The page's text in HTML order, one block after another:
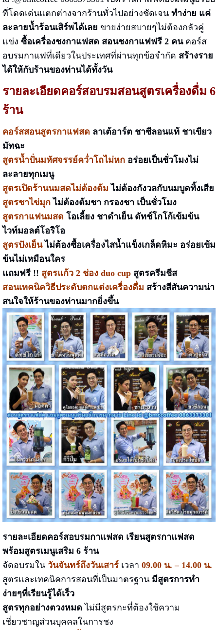
ที่โดดเด่นแตกต่างจากร้านทั่วไปอย่างชัดเจน ทำง่าย แค่
ละลายน้ำร้อนเสิร์พได้เลย ขายง่ายสบายๆไม่ต้องกลัวคู่
แข่ง ซื้อเครื่องชงกาแฟสด สอนชงกาแฟฟรี 2 คนคอร์ส
อบรมกาแฟที่เดียวในประเทศที่ผ่านทุกข้อจำกัด สร้างราย
ได้ให้กับร้านของท่านได้ทั้งวัน
รายละเอียดคอร์สอบรมสอนสูตรเครื่องดื่ม 6
ร้าน
คอร์สสอนสูตรกาแฟสด ลาเต้อาร์ต ชาซีลอนแท้ ชาเขียว
มัทฉะ
สูตรน้ำปั่นมหัศจรรย์คว่ำโถไม่หกอร่อยเป็นชั่วโมงไม่
ละลายทุกเมนู
สูตรเปิดร้านนมสดไม่ต้องต้ม ไม่ต้องกังวลกับนมบูดทิ้งเสีย
สูตรชาไข่มุก ไม่ต้องต้มชา กรองชา เป็นชั่วโมง
สูตรกาแฟนมสด โอเลี้ยง ชาดำเย็น ดัทช์โกโก้เข้มข้น
ไวท์มอลต์โอริโอ
สูตรปังเย็นไม่ต้องซื้อเครื่องไสน้ำแข็งเกล็ดหิมะ อร่อยเข้ม
ข้นไม่เหมือนใคร
แถมฟรี !! สูตรแก้ว 2 ช่อง duo cupสูตรครีมชีส
สอนเทคนิควิธีประดับตกแต่งเครื่องดื่ม สร้างสีสันความน่า
สนใจให้ร้านของท่านมากยิ่งขึ้น
รายละเอียดคอร์สอบรมกาแฟสด เรียนสูตรกาแฟสด
พร้อมสูตรเมนูเสริม 6 ร้าน
จัดอบรมใน วันจันทร์ถึงวันเสาร์ เวลา 09.00 น. – 14.00 น.
สูตรและเทคนิคการสอนที่เป็นมาตรฐาน มีสูตรการทำ
ง่ายๆที่เรียนรู้ได้เร็ว
สูตรทุกอย่างตวงหมด ไม่มีสูตรกะที่ต้องใช้ความ
เชี่ยวชาญส่วนบุคคลในการชง